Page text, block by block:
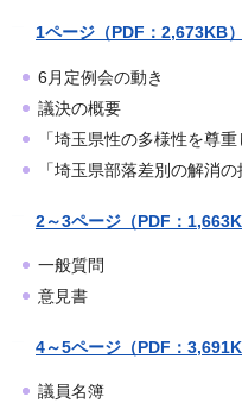
1ページ（PDF：2,673KB）
6月定例会の動き
議決の概要
「埼玉県性の多様性を尊
「埼玉県部落差別の解消
2～3ページ（PDF：
一般質問
意見書
4～5ページ（PDF：
議員名簿